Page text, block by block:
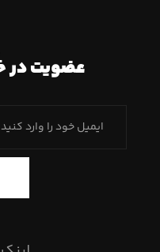
عضویت در